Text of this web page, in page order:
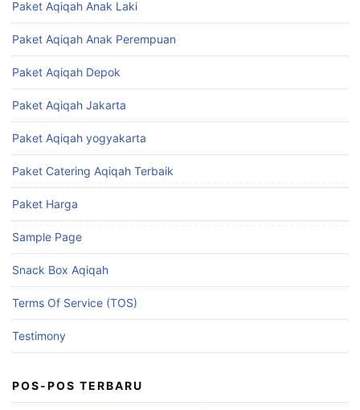
Paket Aqiqah Anak Laki
Paket Aqiqah Anak Perempuan
Paket Aqiqah Depok
Paket Aqiqah Jakarta
Paket Aqiqah yogyakarta
Paket Catering Aqiqah Terbaik
Paket Harga
Sample Page
Snack Box Aqiqah
Terms Of Service (TOS)
Testimony
POS-POS TERBARU